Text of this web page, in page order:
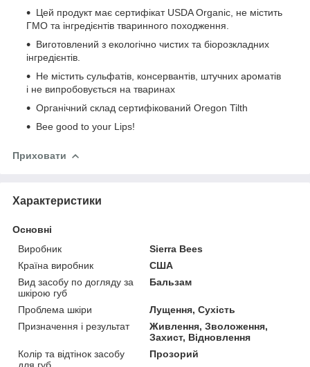
Цей продукт має сертифікат USDA Organic, не містить
ГМО та інгредієнтів тваринного походження.
Виготовлений з екологічно чистих та біорозкладних
інгредієнтів.
Не містить сульфатів, консервантів, штучних ароматів
і не випробовується на тваринах
Органічний склад сертифікований Oregon Tilth
Bee good to your Lips!
Приховати
Характеристики
Основні
Виробник
Sierra Bees
Країна виробник
США
Вид засобу по догляду за
шкірою губ
Бальзам
Проблема шкіри
Лущення, Сухість
Призначення і результат
Живлення, Зволоження,
Захист, Відновлення
Колір та відтінок засобу
для губ
Прозорий